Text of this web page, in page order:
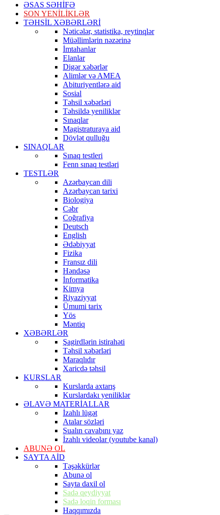
ƏSAS SƏHİFƏ
SON YENİLİKLƏR
TƏHSİL XƏBƏRLƏRİ
Nəticələr, statistika, reytinqlər
Müəllimlərin nəzərinə
İmtahanlar
Elanlar
Digər xəbərlər
Alimlər və AMEA
Abituriyentlərə aid
Sosial
Təhsil xəbərləri
Təhsildə yeniliklər
Sınaqlar
Magistraturaya aid
Dövlət qulluğu
SINAQLAR
Sınaq testleri
Fenn sınaq testləri
TESTLƏR
Azərbaycan dili
Azərbaycan tarixi
Biologiya
Cəbr
Coğrafiya
Deutsch
English
Ədəbiyyat
Fizika
Fransız dili
Həndəsə
İnformatika
Kimya
Riyaziyyat
Ümumi tarix
Yös
Məntiq
XƏBƏRLƏR
Şagirdlərin istirahəti
Təhsil xəbərləri
Maraqlıdır
Xaricdə təhsil
KURSLAR
Kurslarda axtarış
Kurslardakı yeniliklər
ƏLAVƏ MATERİALLAR
İzahlı lügət
Atalar sözləri
Sualın cavabını yaz
İzahlı videolar (youtube kanal)
ABUNƏ OL
SAYTA AİD
Təşəkkürlər
Abunə ol
Sayta daxil ol
Sadə qeydiyyat
Sadə loqin forması
Haqqımızda